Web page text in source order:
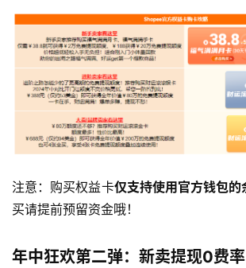
注意：购买权益卡仅支持使用官方钱包的
买请提前预留资金哦！
年中狂欢第二弹：新卖提现0费率